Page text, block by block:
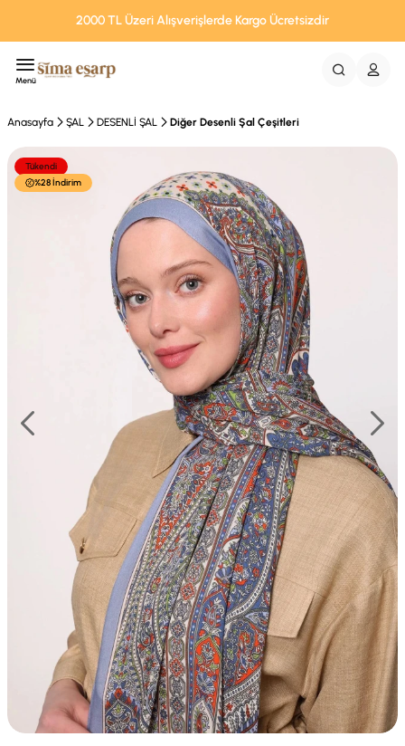
2000 TL Üzeri Alışverişlerde Kargo Ücretsizdir
Menü
Anasayfa ŞAL DESENLİ ŞAL Diğer Desenli Şal Çeşitleri
Tükendi
%28 İndirim